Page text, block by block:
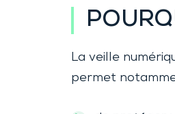
La veille
permet